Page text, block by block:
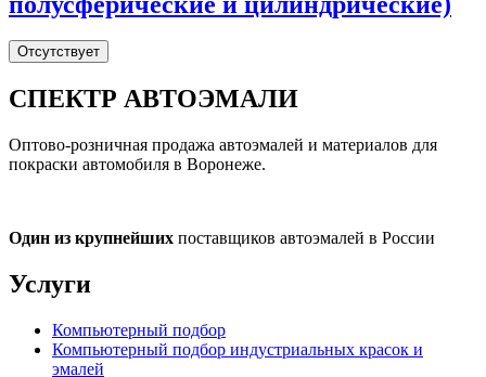
Отсутствует
СПЕКТР АВТОЭМАЛИ
Оптово-розничная продажа автоэмалей и материалов для
покраски автомобиля в Воронеже.
Один из крупнейших поставщиков автоэмалей в России
Услуги
Компьютерный подбор
Компьютерный подбор индустриальных красок и
эмалей